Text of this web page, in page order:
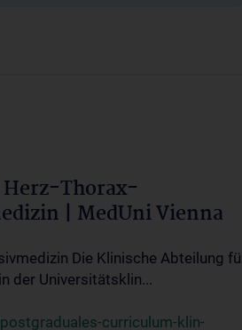
Thorax-
| MedUni Vienna
Die Klinische Abteilung
der Universitätsklin...
curriculum-klin-